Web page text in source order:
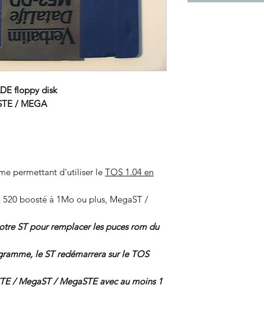
floppy disk
/ MEGA
permettant d'utiliser le TOS 1.04 en
520 boosté à 1Mo ou plus, MegaST /
ST pour remplacer les puces rom du
le ST redémarrera sur le TOS
/ MegaST / MegaSTE avec au moins 1